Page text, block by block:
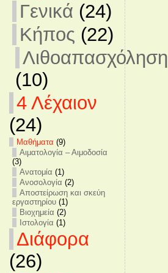
Γενικά (24)
Κήπος (22)
Λιθοαπασχόληση
(10)
4 Λέχαιον
(24)
Mαθήματα (9)
Αιματολογία – Αιμοδοσία
(3)
Ανατομία (1)
Ανοσολογία (2)
Αποστείρωση και σκεύη
εργαστηρίου(1)
Βιοχημεία (2)
Ιστολογία (1)
Διάφορα
(26)